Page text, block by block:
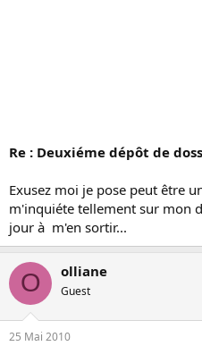
Re : Deuxiéme dépôt de
Exusez moi je pose peut être
m'inquiéte tellement sur mon
jour à m'en sortir...
O olliane
Guest
25 Mai 2010